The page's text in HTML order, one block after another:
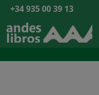
+34 935 00 39 13